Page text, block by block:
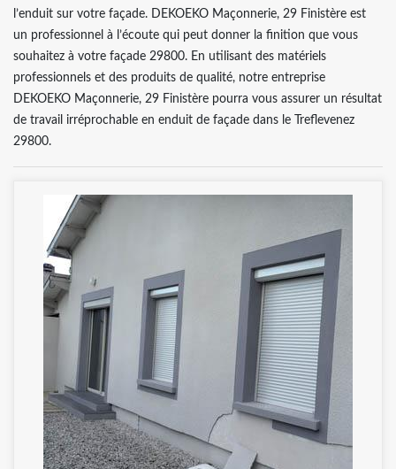
l’enduit sur votre façade. DEKOEKO Maçonnerie, 29 Finistère est
un professionnel à l’écoute qui peut donner la finition que vous
souhaitez à votre façade 29800. En utilisant des matériels
professionnels et des produits de qualité, notre entreprise
DEKOEKO Maçonnerie, 29 Finistère pourra vous assurer un résultat
de travail irréprochable en enduit de façade dans le Treflevenez
29800.